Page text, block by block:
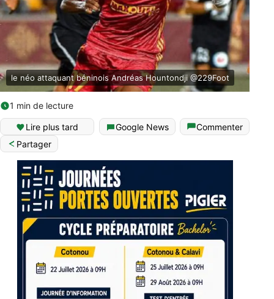
le néo attaquant béninois Andréas Hountondji @229Foot
1 min de lecture
Lire plus tard Google News
Commenter
Partager